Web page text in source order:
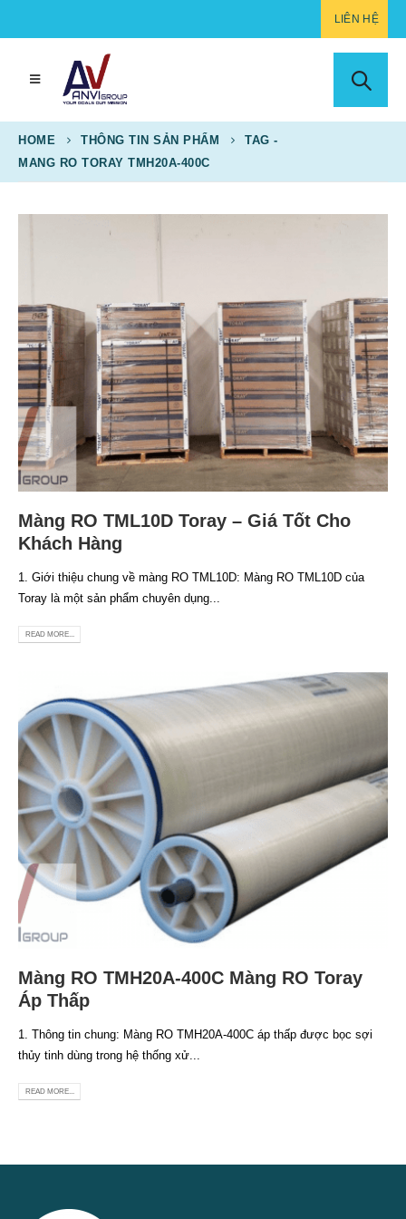
LIÊN HỆ
HOME THÔNG TIN SẢN PHẨM
TAG -
MANG RO TORAY TMH20A-400C
Màng RO TML10D Toray – Giá Tốt Cho
Khách Hàng
1. Giới thiệu chung về màng RO TML10D: Màng RO TML10D của
Toray là một sản phẩm chuyên dụng...
READ MORE...
Màng RO TMH20A-400C Màng RO Toray
Áp Thấp
1. Thông tin chung: Màng RO TMH20A-400C áp thấp được bọc sợi
thủy tinh dùng trong hệ thống xử...
READ MORE...